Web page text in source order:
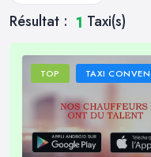
Résultat : 1 Taxi(s)
TOP TAXI